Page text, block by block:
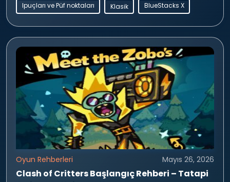
Ipuçları ve Püf noktaları Klasik BlueStacks X
Oyun Rehberleri Mayıs 26, 2026
Clash of Critters Başlangıç Rehberi – Tatapi